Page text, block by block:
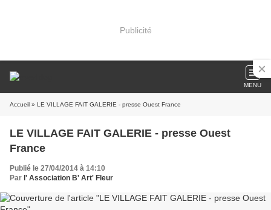
Publicité
MENU
Accueil » LE VILLAGE FAIT GALERIE - presse Ouest France
LE VILLAGE FAIT GALERIE - presse Ouest
France
Publié le 27/04/2014 à 14:10
Par l' Association B' Art' Fleur